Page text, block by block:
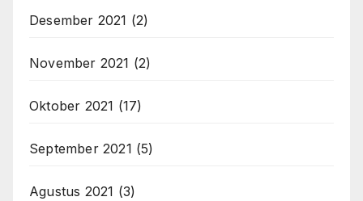
Desember 2021 (2)
November 2021 (2)
Oktober 2021 (17)
September 2021 (5)
Agustus 2021 (3)